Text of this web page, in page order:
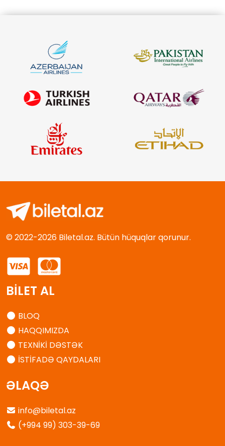
© 2022-2026 Biletal.az. Bütün hüquqlar qorunur.
BİLET AL
BLOQ
HAQQIMIZDA
TEXNİKİ DƏSTƏK
İSTİFADƏ QAYDALARI
ƏLAQƏ
info@biletal.az
(+994 99) 303-39-69